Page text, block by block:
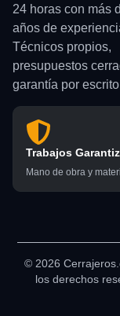
24 horas con más
años de
Técnicos propios,
presupuestos
garantía por
Trabajos
Mano de obra y
© 2026
los derechos